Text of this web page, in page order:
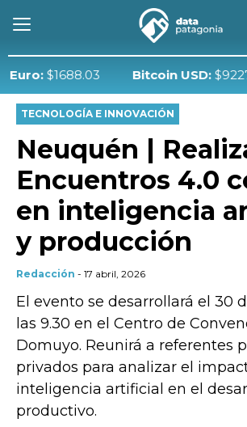
$1688.03 Bitcoin USD:$92270
TECNOLOGÍA E INNOVACIÓN
Neuquén |
Encuentros 4.0
en inteligencia
y producción
Redacción - 17 abril, 2026
El evento se desarrollará el 30
las 9.30 en el Centro de
Domuyo. Reunirá a referentes
privados para analizar el
inteligencia artificial en el
productivo.